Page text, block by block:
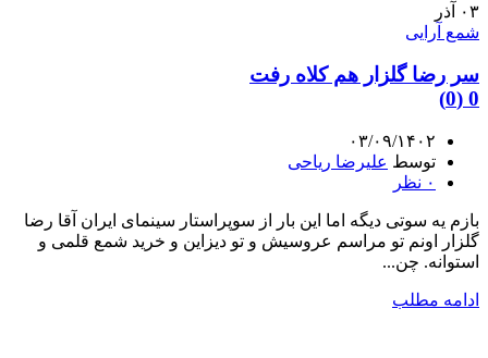
۰۳
آذر
شمع آرایی
سر رضا گلزار هم کلاه رفت
0 (0)
۰۳/۰۹/۱۴۰۲
توسط علیرضا ریاحی
۰ نظر
بازم یه سوتی دیگه اما این بار از سوپراستار سینمای ایران آقا رضا
گلزار اونم تو مراسم عروسیش و تو دیزاین و خرید شمع قلمی و
استوانه. چن...
ادامه مطلب